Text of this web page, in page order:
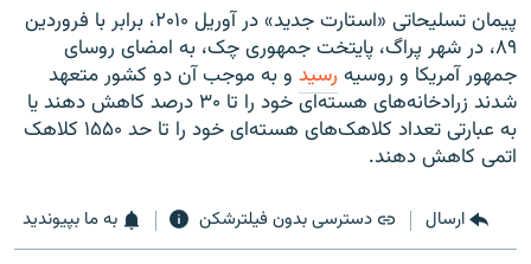
پيمان تسليحاتی «استارت جديد» در آوريل ۲۰۱۰، برابر با فروردين
۸۹، در شهر پراگ، پايتخت جمهوری چک، به امضای روسای
جمهور آمريکا و روسيه رسيد و به موجب آن دو کشور متعهد
شدند زرادخانه‌های هسته‌ای خود را تا ۳۰ درصد کاهش دهند يا
به عبارتی تعداد کلاهک‌های هسته‌ای خود را تا حد ۱۵۵۰ کلاهک
اتمی کاهش دهند.
ارسال دسترسی بدون فیلترشکن به ما بپیوندید